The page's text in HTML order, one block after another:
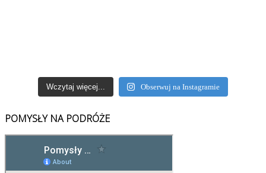
Wczytaj więcej... Obserwuj na Instagramie
POMYSŁY NA PODRÓŻE